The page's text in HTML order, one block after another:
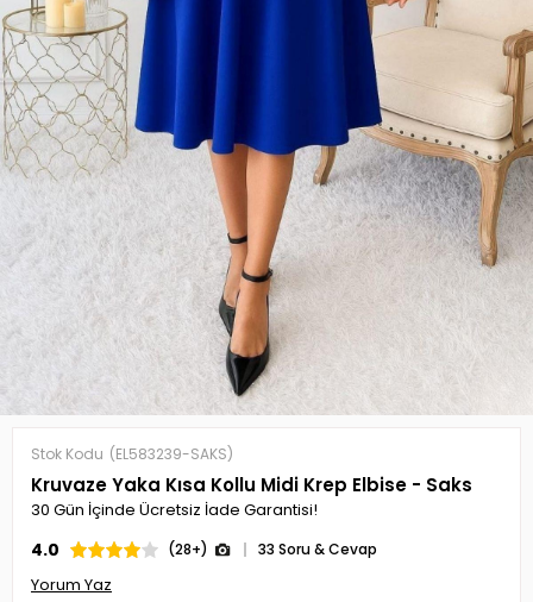
Stok Kodu (EL583239-SAKS)
Kruvaze Yaka Kısa Kollu Midi Krep Elbise - Saks
30 Gün İçinde Ücretsiz İade Garantisi!
4.0 (28+) 33 Soru & Cevap
Yorum Yaz